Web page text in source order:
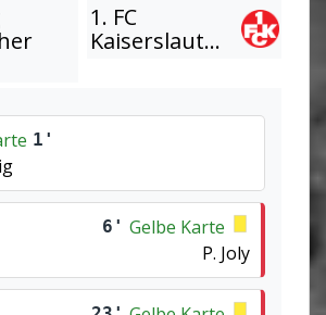
1. FC
Kaiserslautern
1'
6' Gelbe Karte
P. Joly